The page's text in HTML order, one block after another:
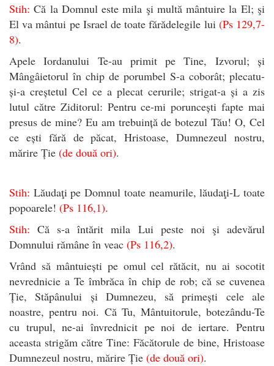
Stih:Că la Domnul este mila şi multă mântuire la El; şi
El va mântui pe Israel de toate fărădelegile lui (Ps 129,7-
8).
Apele Iordanului Te-au primit pe Tine, Izvorul; și
Mângâietorul în chip de porumbel S-a coborât; plecatu-
și-a creștetul Cel ce a plecat cerurile; strigat-a și a zis
lutul către Ziditorul: Pentru ce-mi poruncești fapte mai
presus de mine? Eu am trebuință de botezul Tău! O, Cel
ce ești fără de păcat, Hristoase, Dumnezeul nostru,
mărire Ție (de două ori).
Stih: Lăudaţi pe Domnul toate neamurile, lăudaţi-L toate
popoarele! (Ps 116,1).
Stih:Că s-a întărit mila Lui peste noi şi adevărul
Domnului rămâne în veac (Ps 116,2).
Vrând să mântuiești pe omul cel rătăcit, nu ai socotit
nevrednicie a Te îmbrăca în chip de rob; că se cuvenea
Ție, Stăpânului și Dumnezeu, să primești cele ale
noastre, pentru noi. Că Tu, Mântuitorule, botezându-Te
cu trupul, ne-ai învrednicit pe noi de iertare. Pentru
aceasta strigăm către Tine: Făcătorule de bine, Hristoase
Dumnezeul nostru, mărire Ție (de două ori).